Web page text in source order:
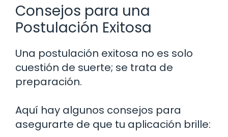
Consejos para una
Postulación Exitosa
Una postulación exitosa no es solo
cuestión de suerte; se trata de
preparación.
Aquí hay algunos consejos para
asegurarte de que tu aplicación brille: